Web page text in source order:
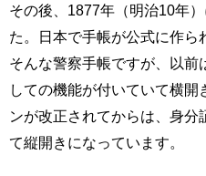
その後、1877年（明治10年
た。日本で手帳が公式に作ら
そんな警察手帳ですが、以前
しての機能が付いていて横開
ンが改正されてからは、身分
て縦開きになっています。